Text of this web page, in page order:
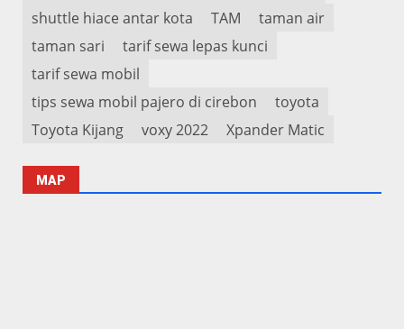
shuttle hiace antar kota
TAM
taman air
taman sari
tarif sewa lepas kunci
tarif sewa mobil
tips sewa mobil pajero di cirebon
toyota
Toyota Kijang
voxy 2022 Xpander Matic
MAP